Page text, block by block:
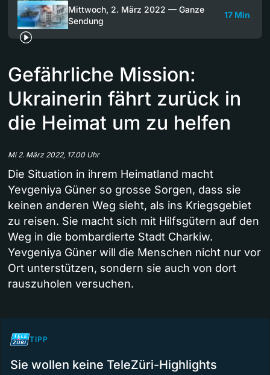
Mittwoch, 2. März 2022 — Ganze
Sendung
17 Min
Gefährliche Mission:
Ukrainerin fährt zurück in
die Heimat um zu helfen
Mi 2. März 2022, 17.00 Uhr
Die Situation in ihrem Heimatland macht
Yevgeniya Güner so grosse Sorgen, dass sie
keinen anderen Weg sieht, als ins Kriegsgebiet
zu reisen. Sie macht sich mit Hilfsgütern auf den
Weg in die bombardierte Stadt Charkiw.
Yevgeniya Güner will die Menschen nicht nur vor
Ort unterstützen, sondern sie auch von dort
rauszuholen versuchen.
TIPP
Sie wollen keine TeleZüri-Highlights